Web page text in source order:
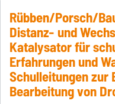
Rübben/Porsch/
Distanz- und
Katalysator für
Erfahrungen und
Schulleitungen zur
Bearbeitung von